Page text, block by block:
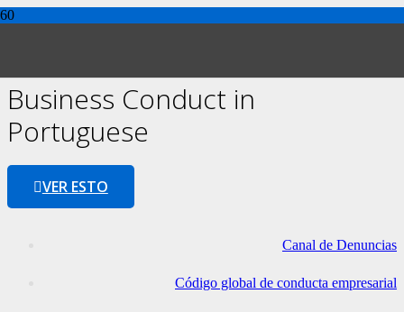
Business Conduct in
Portuguese
VER ESTO
Canal de Denuncias
Código global de conducta empresarial